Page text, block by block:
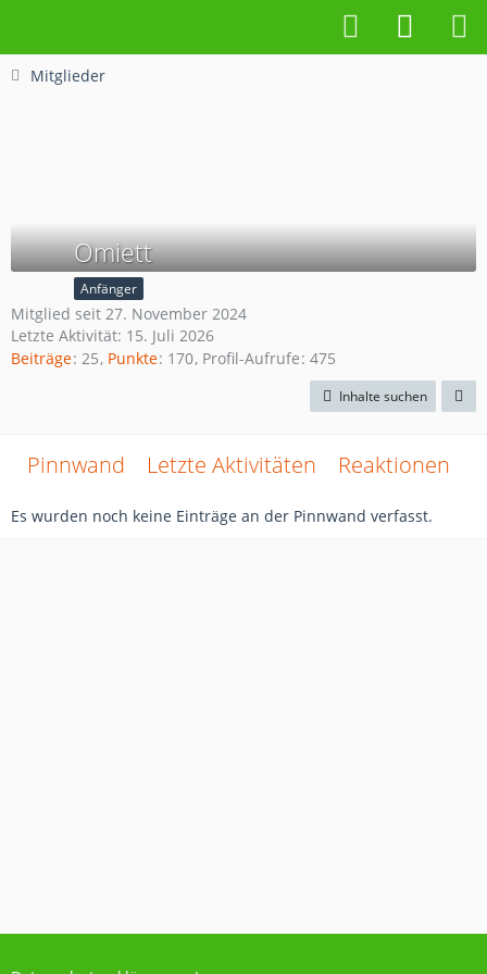
Mitglieder
Omiett
Anfänger
Mitglied seit 27. November 2024
Letzte Aktivität: 15. Juli 2026
Beiträge 25 Punkte 170 Profil-Aufrufe 475
Inhalte suchen
Pinnwand Letzte Aktivitäten Reaktionen
Es wurden noch keine Einträge an der Pinnwand verfasst.